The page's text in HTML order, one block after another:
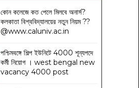
কোন কলেজে কত পেলে মিলবে অনার্স?
কলকাতা বিশ্ববিদ্যালয়ের নতুন নিয়ম??
@www.caluniv.ac.in
পশ্চিমবঙ্গে শিল্প ইউনিটে 4000 শূন্যপদে
কর্মী নিয়োগ । west bengal new
vacancy 4000 post